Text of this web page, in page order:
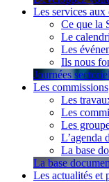
Les services aux
Ce que la
Le
Les
Ils nous
Journées
Les commissions
Les
Les
Les
L’agenda
La base
La base
Les actualités et